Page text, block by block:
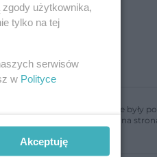
informacje w nim zawarte były
informacji zamieszczonych na
użytkownika,
tylko na tej
serwisów
w Polityce
Akceptuję